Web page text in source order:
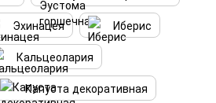
Эхинацея
Иберис
Кальцеолария
Капуста декоративная